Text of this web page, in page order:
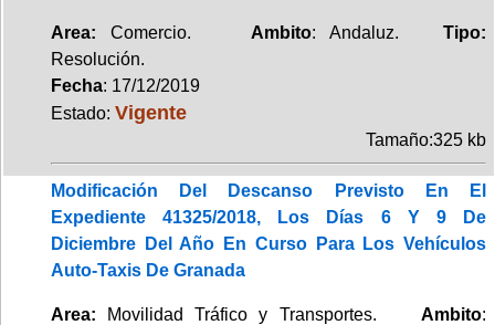
Area: Comercio. Ambito: Andaluz.Tipo:
Resolución.
Fecha: 17/12/2019
Estado: Vigente
Tamaño:325 kb
Modificación Del Descanso Previsto En El
Expediente 41325/2018, Los Días 6 Y 9 De
Diciembre Del Año En Curso Para Los Vehículos
Auto-Taxis De Granada
Area: Movilidad Tráfico y Transportes. Ambito: